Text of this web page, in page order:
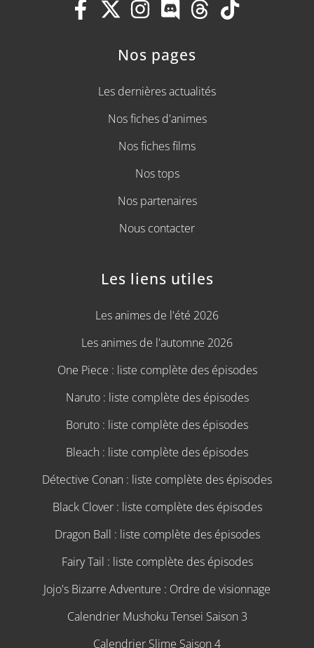
Nos pages
Les dernières actualités
Nos fiches d'animes
Nos fiches films
Nos tops
Nos partenaires
Nous contacter
Les liens utiles
Les animes de l'été 2026
Les animes de l'automne 2026
One Piece : liste complète des épisodes
Naruto : liste complète des épisodes
Boruto : liste complète des épisodes
Bleach : liste complète des épisodes
Détective Conan : liste complète des épisodes
Black Clover : liste complète des épisodes
Dragon Ball : liste complète des épisodes
Fairy Tail : liste complète des épisodes
Jojo's Bizarre Adventure : Ordre de visionnage
Calendrier Mushoku Tensei Saison 3
Calendrier Slime Saison 4